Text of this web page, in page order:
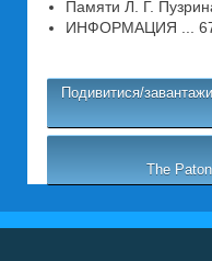
Памяти Л. Г.
ИНФОРМАЦИЯ ...
Подивитися/
The